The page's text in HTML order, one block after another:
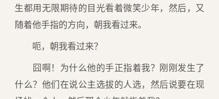
生都用无限期待的目光看着微笑少年，然后，又
随着他手指的方向，朝我看过来。
呃，朝我看过来？
囧啊！为什么他的手正指着我？刚刚发生了
什么？他们在说公主选拔的人选，然后说要在现